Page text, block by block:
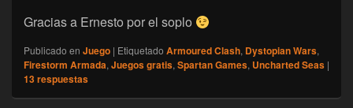
Gracias a Ernesto por el soplo
Publicado en Juego | Etiquetado Armoured Clash, Dystopian Wars,
Firestorm Armada, Juegos gratis, Spartan Games, Uncharted Seas |
13respuestas